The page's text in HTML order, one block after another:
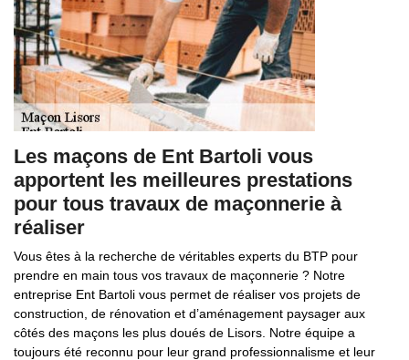
Les maçons de Ent Bartoli vous
apportent les meilleures prestations
pour tous travaux de maçonnerie à
réaliser
Vous êtes à la recherche de véritables experts du BTP pour
prendre en main tous vos travaux de maçonnerie ? Notre
entreprise Ent Bartoli vous permet de réaliser vos projets de
construction, de rénovation et d’aménagement paysager aux
côtés des maçons les plus doués de Lisors. Notre équipe a
toujours été reconnu pour leur grand professionnalisme et leur